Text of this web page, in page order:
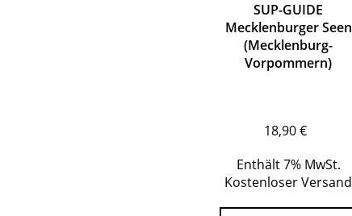
SUP-GUIDE
Mecklenburger Seen
(Mecklenburg-
Vorpommern)
18,90€
Enthält 7% MwSt.
Kostenloser Versand